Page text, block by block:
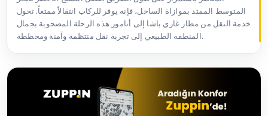
المتوسط الممتد بموازاة الساحل، فإنه يوفر للركاب انتقالاً ممتعاً. تحول
خدمة النقل من مطار غازي باشا إلى أنامور هذه الرحلة المصحوبة بجمال
المنطقة الطبيعي إلى تجربة نقل منتظمة وآمنة ومخططة.